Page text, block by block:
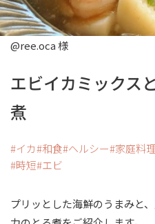
@ree.oca 様
エビイカミックス
煮
イカ 和食 ヘルシー 家庭料
時短 エビ
プリッとした海鮮のうまみと